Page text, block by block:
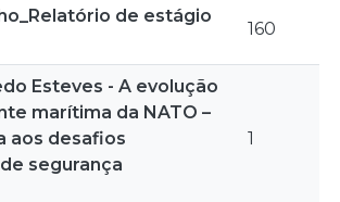
de estágio
160
Esteves - A evolução
marítima da NATO –
aos desafios
segurança
1